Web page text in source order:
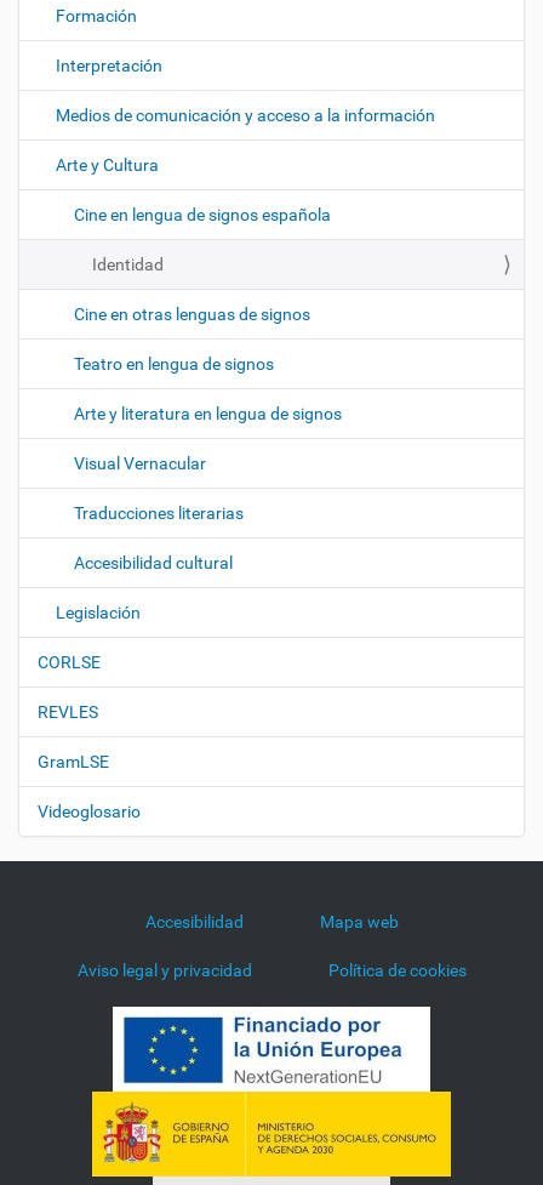
Formación
Interpretación
Medios de comunicación y acceso a la información
Arte y Cultura
Cine en lengua de signos española
Identidad
Cine en otras lenguas de signos
Teatro en lengua de signos
Arte y literatura en lengua de signos
Visual Vernacular
Traducciones literarias
Accesibilidad cultural
Legislación
CORLSE
REVLES
GramLSE
Videoglosario
Accesibilidad Mapa web
Aviso legal y privacidad Política de cookies